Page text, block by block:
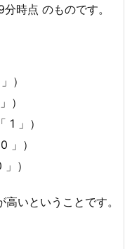
時点 のものです。
）
）
」）
」）
）
いということです。